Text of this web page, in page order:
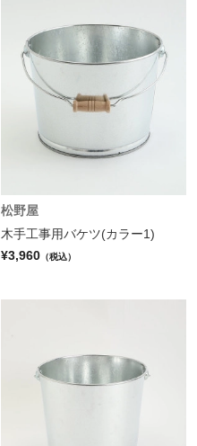
松野屋
木手工事用バケツ(カラー1)
¥3,960 （税込）